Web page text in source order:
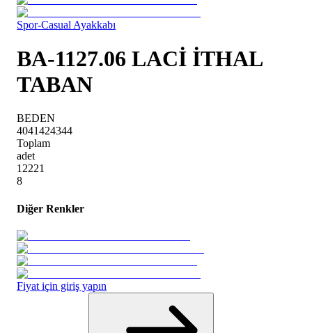
Spor-Casual Ayakkabı
BA-1127.06 LACİ İTHAL
TABAN
BEDEN
4041424344
Toplam
adet
12221
8
Diğer Renkler
Fiyat için giriş yapın